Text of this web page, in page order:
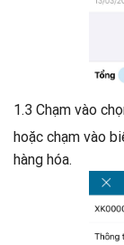
1.3 Chạm vào
hoặc chạm vào
hàng hóa.